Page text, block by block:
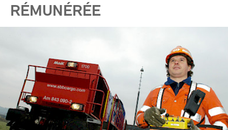
RÉMUNÉRÉE